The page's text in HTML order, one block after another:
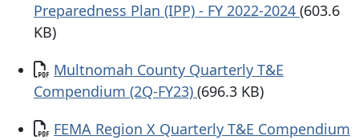
Preparedness Plan (IPP) - FY 2022-2024 (603.6
KB)
Documento
Multnomah County Quarterly T&E
Compendium (2Q-FY23) (696.3 KB)
Documento
FEMA Region X Quarterly T&E Compendium